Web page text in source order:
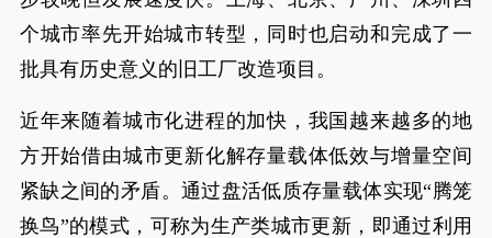
个城市率先开始城市转型，同时也启动和完成了一
批具有历史意义的旧工厂改造项目。
近年来随着城市化进程的加快，我国越来越多的地
方开始借由城市更新化解存量载体低效与增量空间
紧缺之间的矛盾。通过盘活低质存量载体实现“腾笼
换鸟”的模式，可称为生产类城市更新，即通过利用